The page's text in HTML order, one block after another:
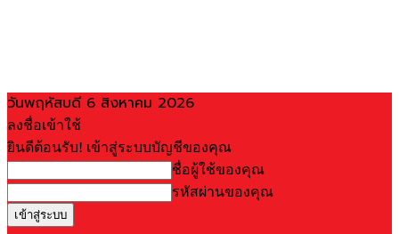
วันพฤหัสบดี 6 สิงหาคม 2026
ลงชื่อเข้าใช้
ยินดีต้อนรับ! เข้าสู่ระบบบัญชีของคุณ
ชื่อผู้ใช้ของคุณ
รหัสผ่านของคุณ